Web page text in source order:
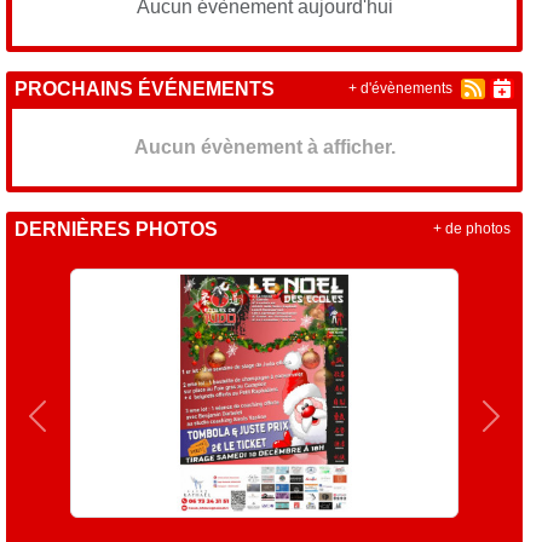
Aucun évènement aujourd'hui
PROCHAINS ÉVÉNEMENTS
Aucun évènement à afficher.
+ d'évènements
DERNIÈRES PHOTOS
Précedent
+ de photos